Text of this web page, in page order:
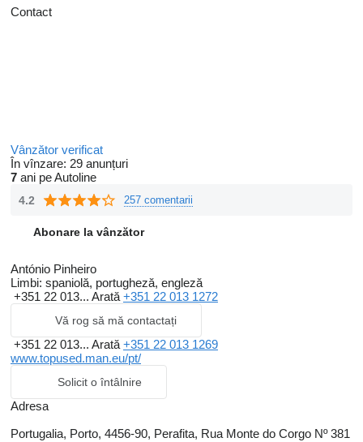
Contact
Vânzător verificat
În vînzare: 29 anunțuri
7 ani pe Autoline
4.2 257 comentarii
Abonare la vânzător
António Pinheiro
Limbi: spaniolă, portugheză, engleză
+351 22 013... Arată +351 22 013 1272
Vă rog să mă contactați
+351 22 013... Arată +351 22 013 1269
www.topused.man.eu/pt/
Solicit o întâlnire
Adresa
Portugalia, Porto, 4456-90, Perafita, Rua Monte do Corgo Nº 381